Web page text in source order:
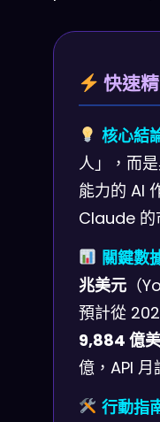
快速
核心結
人」，而
能力的 AI
Claude 的
關鍵數
兆美元 （
預計從
9,884 億
億，API
行動指